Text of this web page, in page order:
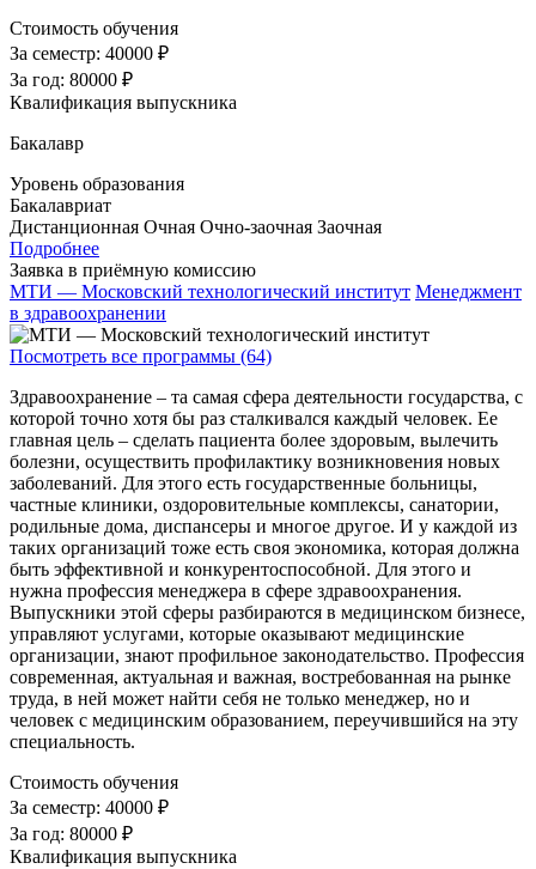
Стоимость обучения
За семестр: 40000 ₽
За год: 80000 ₽
Квалификация выпускника
Бакалавр
Уровень образования
Бакалавриат
Дистанционная Очная Очно-заочная Заочная
Подробнее
Заявка в приёмную комиссию
МТИ — Московский технологический институт Менеджмент
в здравоохранении
Посмотреть все программы (64)
Здравоохранение – та самая сфера деятельности государства, с
которой точно хотя бы раз сталкивался каждый человек. Ее
главная цель – сделать пациента более здоровым, вылечить
болезни, осуществить профилактику возникновения новых
заболеваний. Для этого есть государственные больницы,
частные клиники, оздоровительные комплексы, санатории,
родильные дома, диспансеры и многое другое. И у каждой из
таких организаций тоже есть своя экономика, которая должна
быть эффективной и конкурентоспособной. Для этого и
нужна профессия менеджера в сфере здравоохранения.
Выпускники этой сферы разбираются в медицинском бизнесе,
управляют услугами, которые оказывают медицинские
организации, знают профильное законодательство. Профессия
современная, актуальная и важная, востребованная на рынке
труда, в ней может найти себя не только менеджер, но и
человек с медицинским образованием, переучившийся на эту
специальность.
Стоимость обучения
За семестр: 40000 ₽
За год: 80000 ₽
Квалификация выпускника